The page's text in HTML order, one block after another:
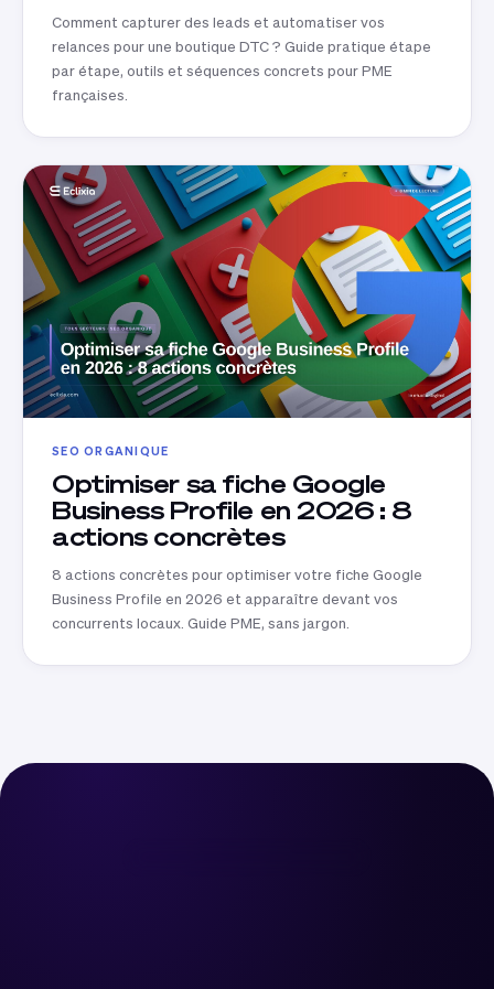
Comment capturer des leads et automatiser vos
relances pour une boutique DTC ? Guide pratique étape
par étape, outils et séquences concrets pour PME
françaises.
SEO ORGANIQUE
Optimiser sa fiche Google
Business Profile en 2026 : 8
actions concrètes
8 actions concrètes pour optimiser votre fiche Google
Business Profile en 2026 et apparaître devant vos
concurrents locaux. Guide PME, sans jargon.